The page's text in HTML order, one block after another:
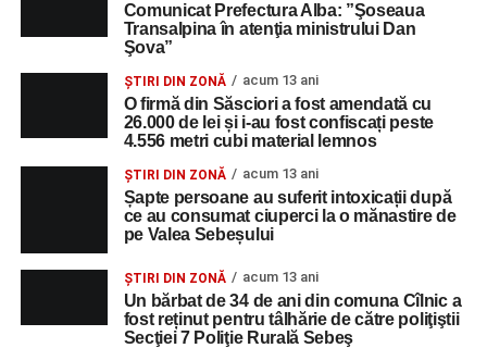
Comunicat Prefectura Alba: ”Şoseaua
Transalpina în atenţia ministrului Dan
Şova”
ȘTIRI DIN ZONĂ acum 13 ani
O firmă din Săsciori a fost amendată cu
26.000 de lei și i-au fost confiscați peste
4.556 metri cubi material lemnos
ȘTIRI DIN ZONĂ acum 13 ani
Șapte persoane au suferit intoxicații după
ce au consumat ciuperci la o mănastire de
pe Valea Sebeșului
ȘTIRI DIN ZONĂ acum 13 ani
Un bărbat de 34 de ani din comuna Cîlnic a
fost reținut pentru tâlhărie de către poliţiştii
Secţiei 7 Poliţie Rurală Sebeş